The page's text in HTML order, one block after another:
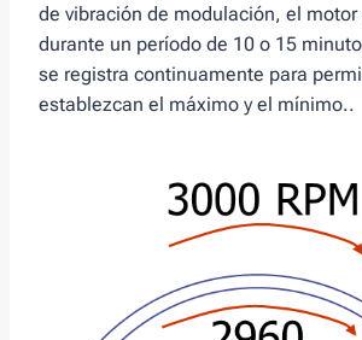
de vibración de modulación, el
durante un período de 10 o 15
se registra continuamente para
establezcan el máximo y el mínimo..